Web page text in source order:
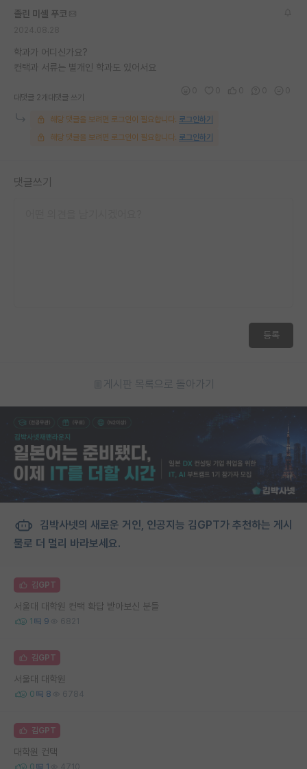
졸린 미셸 푸코
학과가 어디신가요?
컨택과 서류는 별개인 학과도 있어서요
대댓글 2개 대댓글 쓰기
해당 댓글을 보려면 로그인이 필요합니다. 로그인하기
해당 댓글을 보려면 로그인이 필요합니다. 로그인하기
댓글쓰기
등록
게시판 목록으로 돌아가기
김박사넷의 새로운 거인, 인공지능 김GPT가 추천하는 게시
물로 더 멀리 바라보세요.
김GPT
서울대 대학원 컨택 확답 받아보신 분들
1 9 6821
김GPT
서울대 대학원
0 8 6784
김GPT
대학원 컨택
0 1 4710